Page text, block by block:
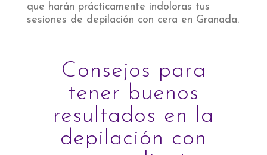
que harán prácticamente indoloras tus
sesiones de depilación con cera en Granada.
Consejos para
tener buenos
resultados en la
depilación con